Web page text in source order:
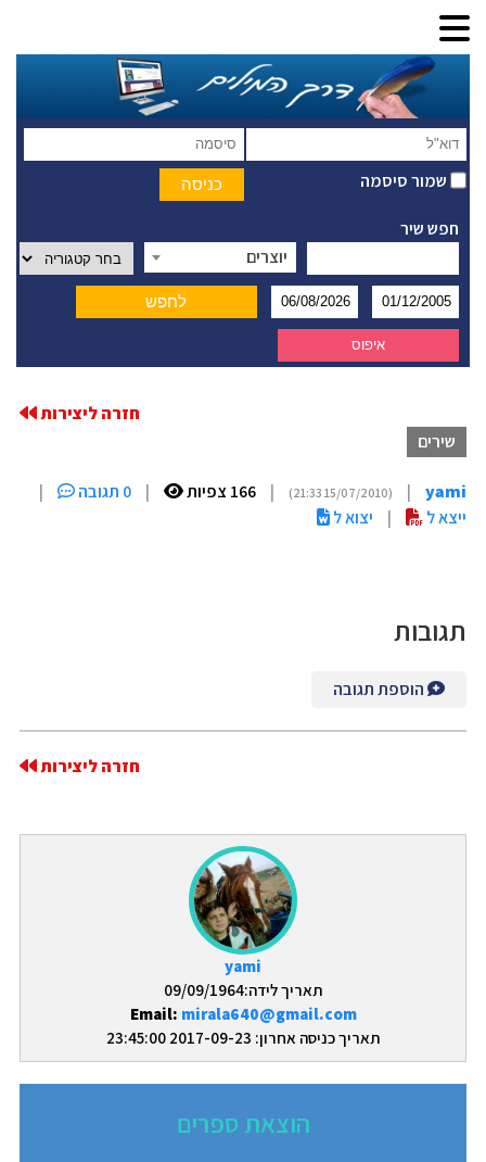
שמור סיסמה
חפש שיר
יוצרים
yami
תאריך לידה:09/09/1964
Email: mirala640@gmail.com
תאריך כניסה אחרון: 2017-09-23 23:45:00
הוצאת ספרים
חזרה ליצירות
שירים
yami
|
(15/07/2010 21:33)
| 166 צפיות | 0 תגובה
|
ייצא ל
| יצוא ל
תגובות
הוספת תגובה
חזרה ליצירות